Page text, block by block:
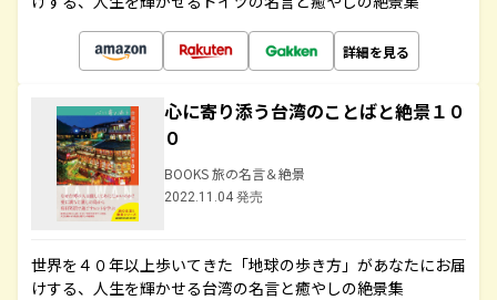
詳細を見る
心に寄り添う台湾のことばと絶景１０
０
BOOKS 旅の名言＆絶景
2022.11.04 発売
世界を４０年以上歩いてきた「地球の歩き方」があなたにお届
けする、人生を輝かせる台湾の名言と癒やしの絶景集